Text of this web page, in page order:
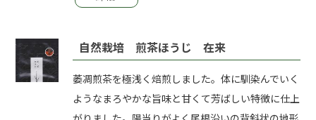
自然栽培 煎茶ほうじ 在来
萎凋煎茶を極浅く焙煎しました。体に馴染んでいく
ようなまろやかな旨味と甘くて芳ばしい特徴に仕上